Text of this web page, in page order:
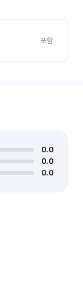
포함
0.0
0.0
0.0